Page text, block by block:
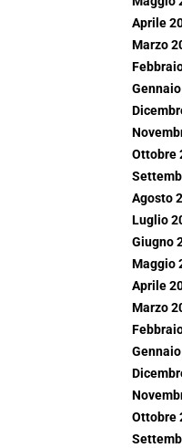
Aprile
Marzo
Ottobre
Agosto
Luglio
Giugno
Maggio
Aprile
Marzo
Ottobre